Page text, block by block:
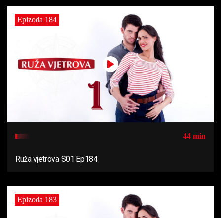
Epizoda 184
44 min
Ruža vjetrova S01 Ep184
Epizoda 183